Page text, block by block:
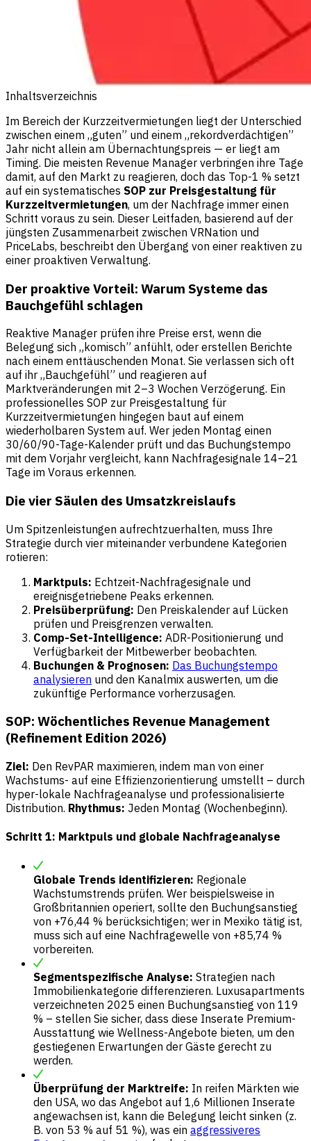
Inhaltsverzeichnis
Im Bereich der Kurzzeitvermietungen liegt der Unterschied
zwischen einem „guten” und einem „rekordverdächtigen”
Jahr nicht allein am Übernachtungspreis — er liegt am
Timing. Die meisten Revenue Manager verbringen ihre Tage
damit, auf den Markt zu reagieren, doch das Top-1 % setzt
auf ein systematisches SOP zur Preisgestaltung für
Kurzzeitvermietungen, um der Nachfrage immer einen
Schritt voraus zu sein. Dieser Leitfaden, basierend auf der
jüngsten Zusammenarbeit zwischen VRNation und
PriceLabs, beschreibt den Übergang von einer reaktiven zu
einer proaktiven Verwaltung.
Der proaktive Vorteil: Warum Systeme das
Bauchgefühl schlagen
Reaktive Manager prüfen ihre Preise erst, wenn die
Belegung sich „komisch” anfühlt, oder erstellen Berichte
nach einem enttäuschenden Monat. Sie verlassen sich oft
auf ihr „Bauchgefühl” und reagieren auf
Marktveränderungen mit 2–3 Wochen Verzögerung. Ein
professionelles SOP zur Preisgestaltung für
Kurzzeitvermietungen hingegen baut auf einem
wiederholbaren System auf. Wer jeden Montag einen
30/60/90-Tage-Kalender prüft und das Buchungstempo
mit dem Vorjahr vergleicht, kann Nachfragesignale 14–21
Tage im Voraus erkennen.
Die vier Säulen des Umsatzkreislaufs
Um Spitzenleistungen aufrechtzuerhalten, muss Ihre
Strategie durch vier miteinander verbundene Kategorien
rotieren:
Marktpuls: Echtzeit-Nachfragesignale und
ereignisgetriebene Peaks erkennen.
Preisüberprüfung: Den Preiskalender auf Lücken
prüfen und Preisgrenzen verwalten.
Comp-Set-Intelligence: ADR-Positionierung und
Verfügbarkeit der Mitbewerber beobachten.
Buchungen & Prognosen: Das Buchungstempo
analysieren und den Kanalmix auswerten, um die
zukünftige Performance vorherzusagen.
SOP: Wöchentliches Revenue Management
(Refinement Edition 2026)
Ziel: Den RevPAR maximieren, indem man von einer
Wachstums- auf eine Effizienzorientierung umstellt – durch
hyper-lokale Nachfrageanalyse und professionalisierte
Distribution. Rhythmus: Jeden Montag (Wochenbeginn).
Schritt 1: Marktpuls und globale Nachfrageanalyse
Globale Trends identifizieren: Regionale
Wachstumstrends prüfen. Wer beispielsweise in
Großbritannien operiert, sollte den Buchungsanstieg
von +76,44 % berücksichtigen; wer in Mexiko tätig ist,
muss sich auf eine Nachfragewelle von +85,74 %
vorbereiten.
Segmentspezifische Analyse: Strategien nach
Immobilienkategorie differenzieren. Luxusapartments
verzeichneten 2025 einen Buchungsanstieg von 119
% – stellen Sie sicher, dass diese Inserate Premium-
Ausstattung wie Wellness-Angebote bieten, um den
gestiegenen Erwartungen der Gäste gerecht zu
werden.
Überprüfung der Marktreife: In reifen Märkten wie
den USA, wo das Angebot auf 1,6 Millionen Inserate
angewachsen ist, kann die Belegung leicht sinken (z.
B. von 53 % auf 51 %), was ein aggressiveres